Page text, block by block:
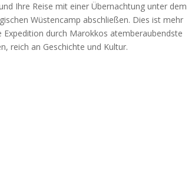
Ihre Reise mit einer Übernachtung unter dem
Wüstencamp abschließen. Dies ist mehr
Expedition durch Marokkos atemberaubendste
reich an Geschichte und Kultur.